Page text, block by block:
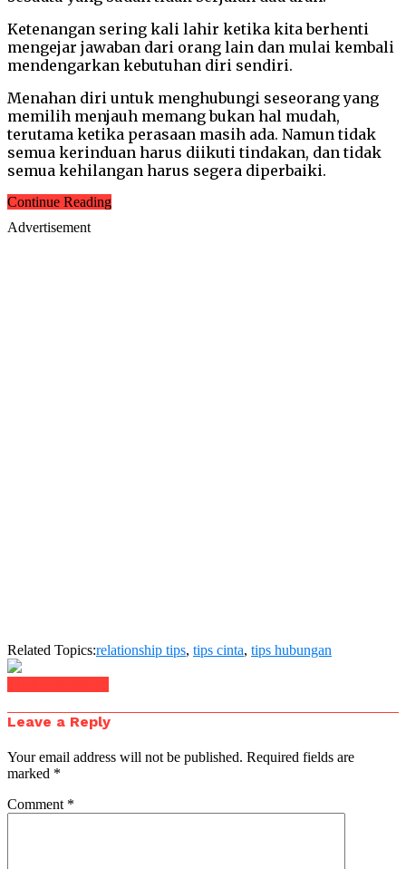
Ketenangan sering kali lahir ketika kita berhenti
mengejar jawaban dari orang lain dan mulai kembali
mendengarkan kebutuhan diri sendiri.
Menahan diri untuk menghubungi seseorang yang
memilih menjauh memang bukan hal mudah,
terutama ketika perasaan masih ada. Namun tidak
semua kerinduan harus diikuti tindakan, dan tidak
semua kehilangan harus segera diperbaiki.
Continue Reading
Advertisement
Related Topics:relationship tips, tips cinta, tips hubungan
Leave a Reply
Your email address will not be published. Required fields are
marked *
Comment *